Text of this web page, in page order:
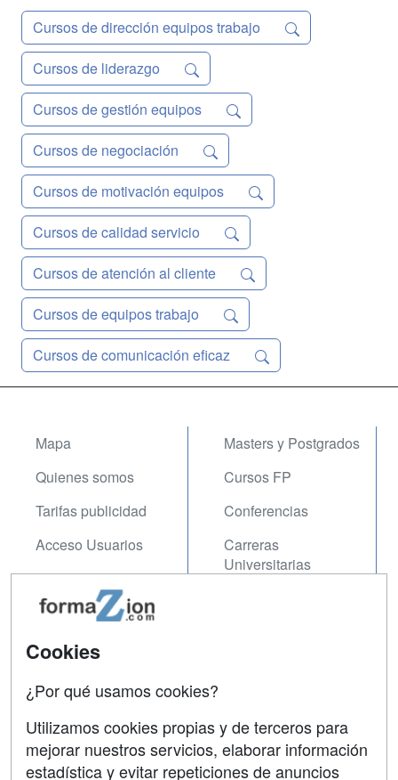
Cursos de dirección equipos trabajo
Cursos de liderazgo
Cursos de gestión equipos
Cursos de negociación
Cursos de motivación equipos
Cursos de calidad servicio
Cursos de atención al cliente
Cursos de equipos trabajo
Cursos de comunicación eficaz
Mapa
Quienes somos
Tarifas publicidad
Acceso Usuarios
Acceso Centros
Masters y Postgrados
Cursos FP
Conferencias
Carreras
Universitarias
Contactar
Confidencialidad
Aviso legal
Copyleft
Cookies
¿Por qué usamos cookies?
Utilizamos cookies propias y de terceros para
mejorar nuestros servicios, elaborar información
estadística y evitar repeticiones de anuncios